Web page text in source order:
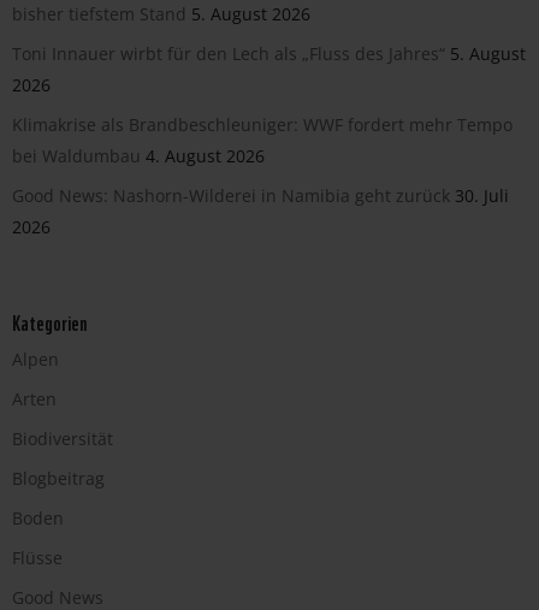
bisher tiefstem Stand 5. August 2026
Toni Innauer wirbt für den Lech als „Fluss des Jahres“ 5. August
2026
Klimakrise als Brandbeschleuniger: WWF fordert mehr Tempo
bei Waldumbau 4. August 2026
Good News: Nashorn-Wilderei in Namibia geht zurück 30. Juli
2026
Kategorien
Alpen
Arten
Biodiversität
Blogbeitrag
Boden
Flüsse
Good News